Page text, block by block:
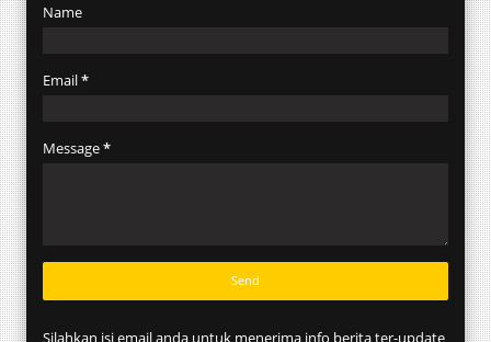
Name
Email*
Message*
Silahkan isi email anda untuk menerima info berita ter-update